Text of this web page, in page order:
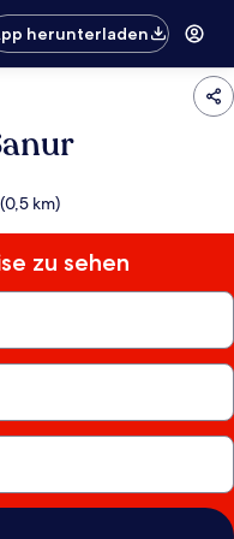
herunterladen
km)
zu sehen